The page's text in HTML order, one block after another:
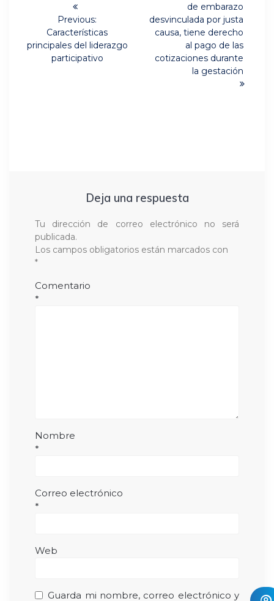
entradas
Previous:
Previous
post:
Características
principales del liderazgo
participativo
de embarazo
desvinculada por justa
causa, tiene derecho
al pago de las
cotizaciones durante
la gestación
Deja una respuesta
Tu dirección de correo electrónico no será
publicada.
Los campos obligatorios están marcados con
*
Comentario
*
Nombre
*
Correo electrónico
*
Web
Guarda mi nombre, correo electrónico y